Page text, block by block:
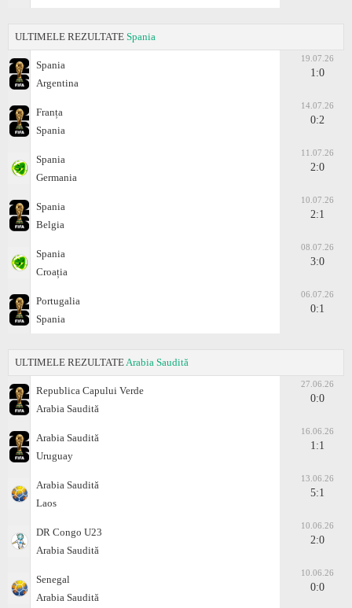
ULTIMELE REZULTATE Spania
Spania
Argentina
19.07.26
1:0
Franța
Spania
14.07.26
0:2
Spania
Germania
11.07.26
2:0
Spania
Belgia
10.07.26
2:1
Spania
Croația
08.07.26
3:0
Portugalia
Spania
06.07.26
0:1
ULTIMELE REZULTATE Arabia Saudită
Republica Capului Verde
Arabia Saudită
27.06.26
0:0
Arabia Saudită
Uruguay
16.06.26
1:1
Arabia Saudită
Laos
13.06.26
5:1
DR Congo U23
Arabia Saudită
10.06.26
2:0
Senegal
Arabia Saudită
10.06.26
0:0